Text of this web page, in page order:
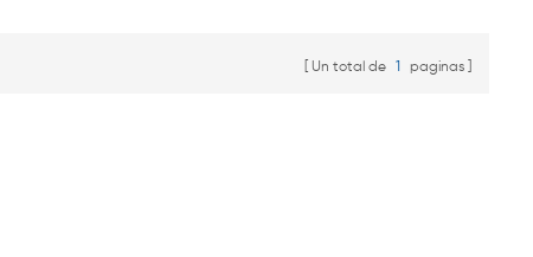
Un total de 1 paginas